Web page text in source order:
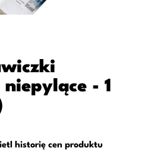
- 1
historię cen produktu